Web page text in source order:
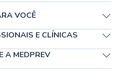
VOCÊ
E CLÍNICAS
A MEDPREV